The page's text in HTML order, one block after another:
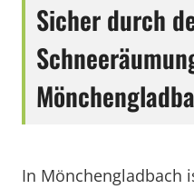
Sicher durch
In Mönchengladbach